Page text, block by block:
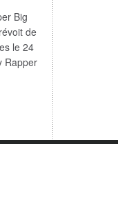
Big
de
le 24
Rapper